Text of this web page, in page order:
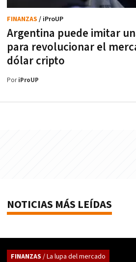
Argentina puede imitar
para revolucionar el
dólar cripto
FINANZAS / iProUP
PoriProUP
NOTICIAS MÁS LEÍDAS
FINANZAS / La lupa del mercado